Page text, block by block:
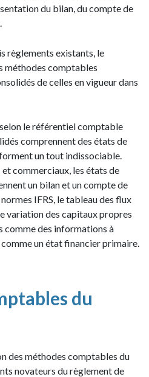
du bilan, du compte de
règlements existants, le
méthodes comptables
de celles en vigueur dans
le référentiel comptable
comprennent des états de
un tout indissociable.
commerciaux, les états de
un bilan et un compte de
IFRS, le tableau des flux
variation des capitaux propres
comme des informations à
comme un état financier primaire.
du
des méthodes comptables du
novateurs du règlement de